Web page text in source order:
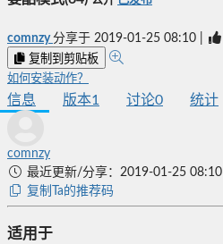
comnzy分享于 2019-01-25 08:10
复制到剪贴板
如何安装动作？
信息 版本1 讨论0 统计
comnzy
最近更新/分享：2019-01-25 08:10
复制Ta的推荐码
适用于